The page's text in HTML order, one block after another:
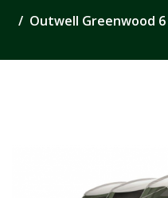
Outwell Greenwood